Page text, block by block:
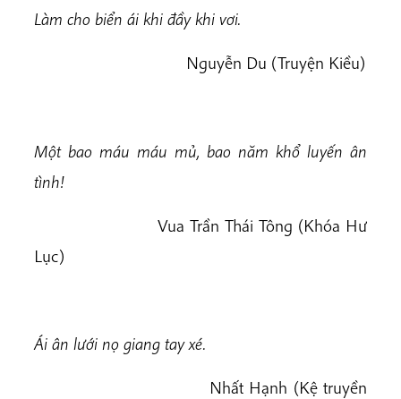
Làm cho biển ái khi đầy khi vơi.
Nguyễn Du (Truyện Kiều)
Một bao máu máu mủ, bao năm khổ luyến ân
tình!
Vua Trần Thái Tông (Khóa Hư
Lục)
Ái ân lưới nọ giang tay xé.
Nhất Hạnh (Kệ truyền